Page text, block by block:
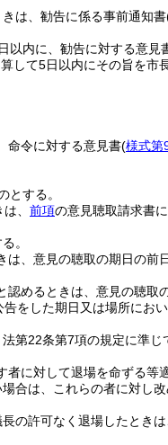
は、勧告に係る事前通知書
以内に、勧告に対する意見
して5日以内にその旨を市
命令に対する意見書(様式第
とする。
、 前項の意見聴取請求書
。
、意見の聴取の期日の前
めるときは、意見の聴取
をした期日又は場所にお
第22条第7項の規定に準じ
に対して退場を命ずる等
合は、これらの者に対し
の許可なく退場したときは